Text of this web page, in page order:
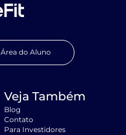
Área do Aluno
Veja Também
Blog
Contato
Para Investidores